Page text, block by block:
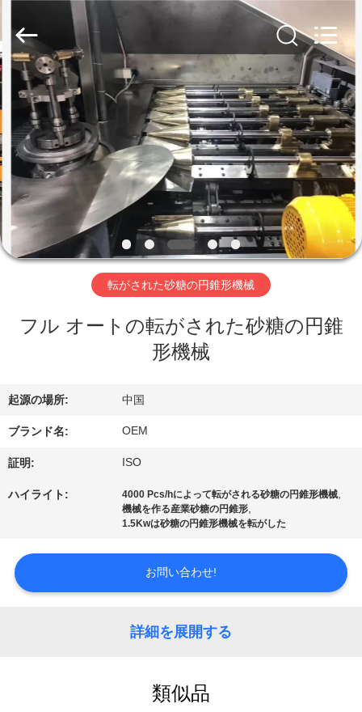
家
プ
ロ
ダ
ク
に
つ
い
て
場
supplier.
Copyright
2020
-
2026
Beijing
Road
Enterprise
Management
Services
Co.,LTD.
All
Rights
Reserved.
転がされた砂糖の円錐形機械
フル オートの転がされた砂糖の円錐
形機械
起源の場所: 中国
ブランド名: OEM
証明: ISO
ハイライト: 4000 Pcs/hによって転がされる砂糖の円錐形機械,
機械を作る産業砂糖の円錐形,
1.5Kwは砂糖の円錐形機械を転がした
お問い合わせ!
詳細を展開する
類似品